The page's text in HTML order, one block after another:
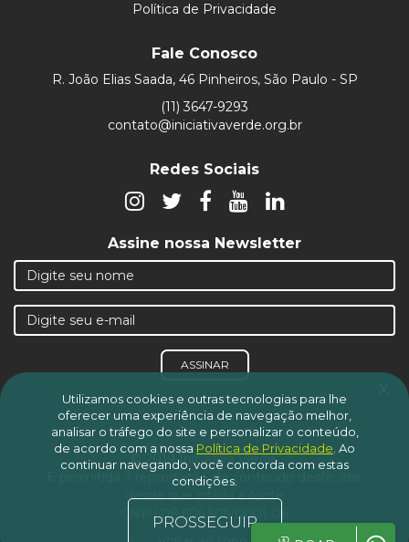
Política de Privacidade
Fale Conosco
R. João Elias Saada, 46 Pinheiros, São Paulo - SP
(11) 3647-9293
contato@iniciativaverde.org.br
Redes Sociais
Assine nossa Newsletter
ASSINAR
© 2019 Iniciativa Verde.
É permitida a reprodução do conteúdo deste site,
desde que citada a fonte
CNPJ 08.606.505/0001-06
x
Utilizamos cookies e outras tecnologias para lhe
oferecer uma experiência de navegação melhor,
analisar o tráfego do site e personalizar o conteúdo,
de acordo com a nossa Política de Privacidade Ao
continuar navegando, você concorda com estas
condições.
PROSSEGUIR